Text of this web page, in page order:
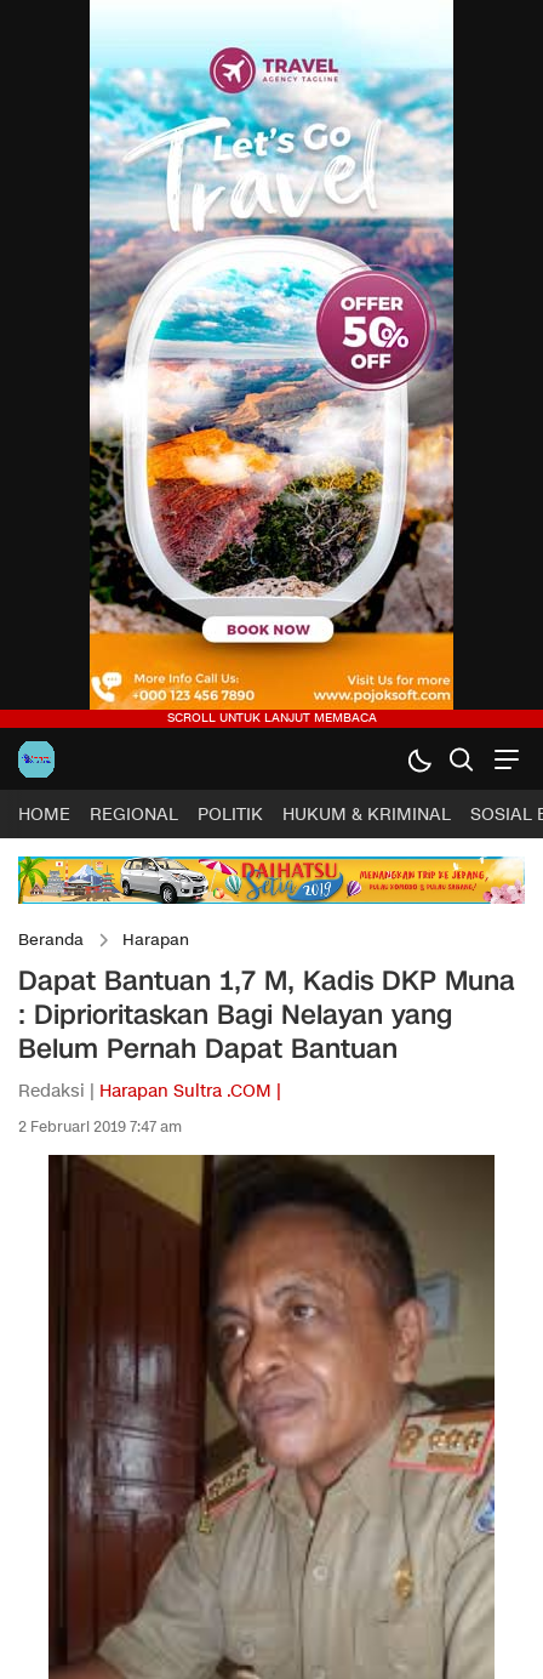
HOME REGIONAL POLITIK HUKUM & KRIMINAL SOSIAL
Beranda Harapan
Dapat Bantuan 1,7 M, Kadis DKP Muna
: Diprioritaskan Bagi Nelayan yang
Belum Pernah Dapat Bantuan
Redaksi | Harapan Sultra .COM |
2 Februari 2019 7:47 am